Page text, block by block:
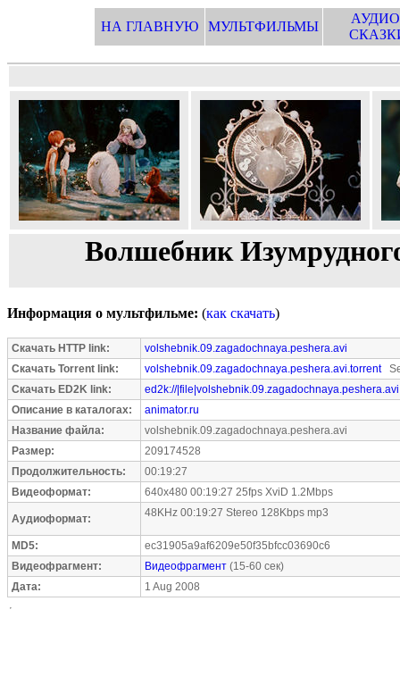
НА ГЛАВНУЮ МУЛЬТФИЛЬМЫ
Волшебник
Информация о мультфильме: (как скачать)
Скачать HTTP link:
volshebnik.09.zagadochnaya.peshera.avi
Скачать Torrent link:
volshebnik.09.zagadochnaya.peshera.avi.torrent
Скачать ED2K link:
ed2k://
Описание в каталогах:
animator.ru
Название файла:
volshebnik.09.zagadochnaya.peshera.avi
Размер:
209174528
Продолжительность:
00:19:27
Видеоформат:
640x480 00:19:27 25fps XviD 1.2Mbps
Аудиоформат: 48KHz 00:19:27 Stereo 128Kbps mp3
MD5:
ec31905a9af6209e50f35bfcc03690c6
Видеофрагмент:
Видеофрагмент (15-60 сек)
Дата:
1 Aug 2008